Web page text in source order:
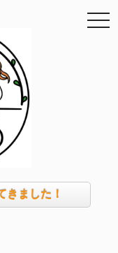
きました！